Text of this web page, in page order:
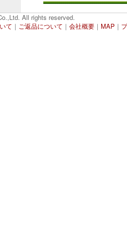
All rights reserved.
て ｜ ご返品について ｜ 会社概要 ｜ MAP ｜